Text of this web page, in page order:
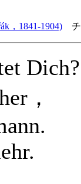
，1841-1904) チ
Dich?
，